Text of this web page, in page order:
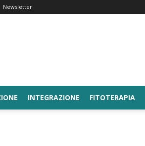
Newsletter
INTEGRAZIONE FITOTERAPIA